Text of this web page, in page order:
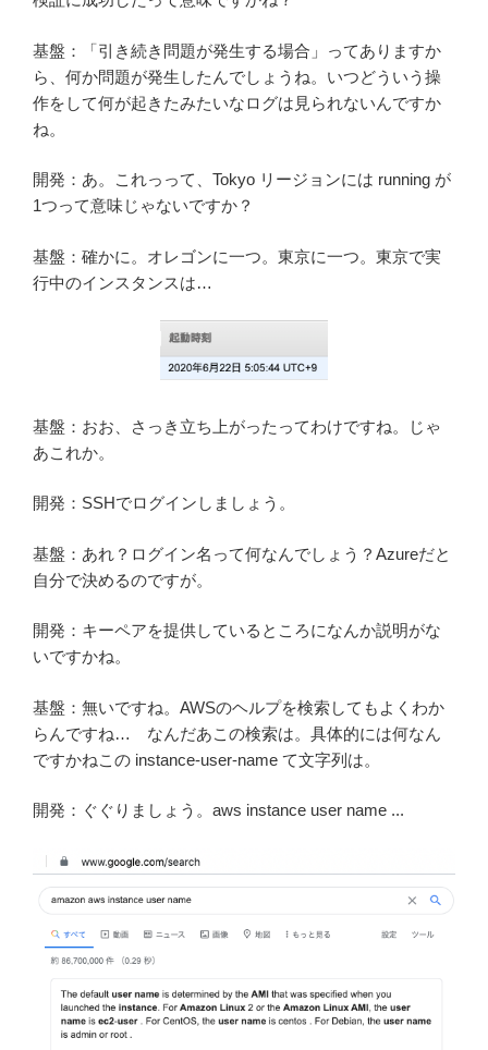
基盤：「引き続き問題が発生する場合」ってありますか
ら、何か問題が発生したんでしょうね。いつどういう操
作をして何が起きたみたいなログは見られないんですか
ね。
開発：あ。これっって、Tokyo リージョンには running が
1つって意味じゃないですか？
基盤：確かに。オレゴンに一つ。東京に一つ。東京で実
行中のインスタンスは…
基盤：おお、さっき立ち上がったってわけですね。じゃ
あこれか。
開発：SSHでログインしましょう。
基盤：あれ？ログイン名って何なんでしょう？Azureだと
自分で決めるのですが。
開発：キーペアを提供しているところになんか説明がな
いですかね。
基盤：無いですね。AWSのヘルプを検索してもよくわか
らんですね… なんだあこの検索は。具体的には何なん
ですかねこの instance-user-name て文字列は。
開発：ぐぐりましょう。aws instance user name ...